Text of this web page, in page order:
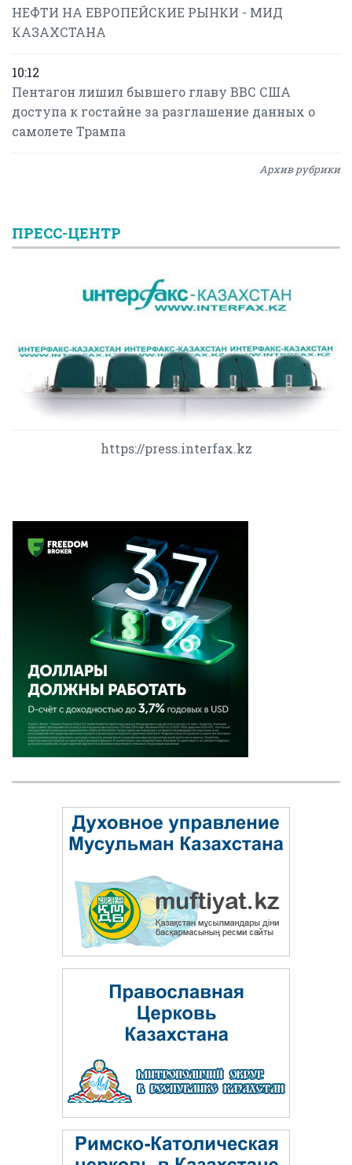
НЕФТИ НА ЕВРОПЕЙСКИЕ РЫНКИ - МИД
КАЗАХСТАНА
10:12
Пентагон лишил бывшего главу ВВС США
доступа к гостайне за разглашение данных о
самолете Трампа
Архив рубрики
ПРЕСС-ЦЕНТР
https://press.interfax.kz